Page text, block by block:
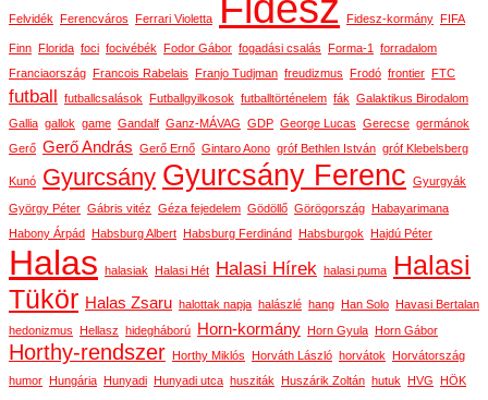
Felvidék Ferencváros Ferrari Violetta Fidesz-kormány FIFA
Finn Florida foci focivébék Fodor Gábor fogadási csalás Forma-1
forradalom
Franciaország
Francois Rabelais Franjo Tudjman freudizmus Frodó frontier FTC
futball futballcsalások Futballgyilkosok futballtörténelem fák Galaktikus Birodalom
Gallia gallok game Gandalf Ganz-MÁVAG GDP George Lucas Gerecse germánok
Gerő Gerő András Gerő Ernő Gintaro Aono gróf Bethlen István gróf Klebelsberg
Kunó Gyurcsány Gyurcsány Ferenc Gyurgyák
György Péter Gábris vitéz Géza fejedelem Gödöllő Görögország
Habayarimana
Habony Árpád
Habsburg Albert Habsburg Ferdinánd Habsburgok Hajdú Péter
Halas halasiak Halasi Hét Halasi Hírek halasi puma
Halasi
Tükör Halas Zsaru halottak napja halászlé hang Han Solo
Havasi Bertalan
hedonizmus
Hellasz hidegháború Horn-kormány Horn Gyula Horn Gábor
Horthy-rendszer Horthy Miklós Horváth László horvátok
Horvátország
humor
Hungária Hunyadi Hunyadi utca husziták Huszárik Zoltán hutuk HVG
HÖK